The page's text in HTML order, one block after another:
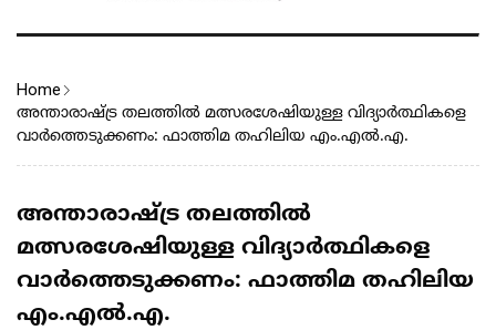
Home
അന്താരാഷ്ട്ര തലത്തിൽ മത്സരശേഷിയുള്ള വിദ്യാർത്ഥികളെ
വാർത്തെടുക്കണം: ഫാത്തിമ തഹിലിയ എം.എൽ.എ.
അന്താരാഷ്ട്ര തലത്തിൽ
മത്സരശേഷിയുള്ള വിദ്യാർത്ഥികളെ
വാർത്തെടുക്കണം: ഫാത്തിമ തഹിലിയ
എം.എൽ.എ.